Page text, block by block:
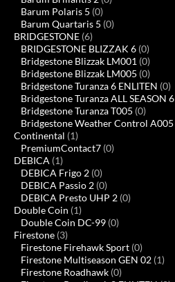
Barum Polaris 5 (0)
Barum Quartaris 5 (0)
BRIDGESTONE (6)
BRIDGESTONE BLIZZAK 6 (0)
Bridgestone Blizzak LM001 (0)
Bridgestone Blizzak LM005 (0)
Bridgestone Turanza 6 ENLITEN (0)
Bridgestone Turanza ALL SEASON 6
Bridgestone Turanza T005 (0)
Bridgestone Weather Control A005
Continental (1)
PremiumContact7 (0)
DEBICA (1)
DEBICA Frigo 2 (0)
DEBICA Passio 2 (0)
DEBICA Presto UHP 2 (0)
Double Coin (1)
Double Coin DC-99 (0)
Firestone (3)
Firestone Firehawk Sport (0)
Firestone Multiseason GEN 02 (1)
Firestone Roadhawk (0)